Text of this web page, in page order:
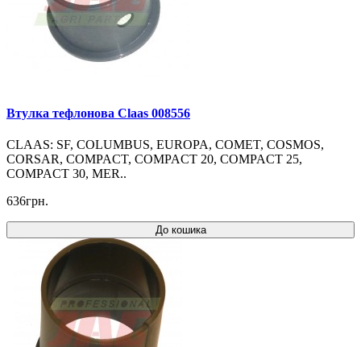
Втулка тефлонова Claas 008556
CLAAS: SF, COLUMBUS, EUROPA, COMET, COSMOS,
CORSAR, COMPACT, COMPACT 20, COMPACT 25,
COMPACT 30, MER..
636грн.
До кошика